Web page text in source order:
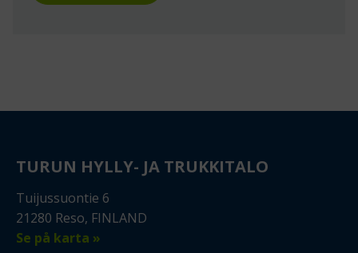
TURUN HYLLY- JA TRUKKITALO
Tuijussuontie 6
21280 Reso, FINLAND
Se på karta »